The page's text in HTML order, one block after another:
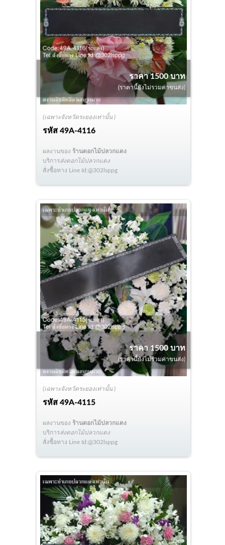
(เฉพาะจังหวัดระยองเท่านั้น )
รหัส49A-4116
ราคา 1500 บาท
(ราคานี้ยังไม่รวมค่าขนส่ง)
ผลงานของ ร้านดอกไม้ปลวกแดง
บริการส่งดอกไม้ปลวกแดง
สั่งซื้อทาง Line Id:@302lsppg
(เฉพาะจังหวัดระยองเท่านั้น )
รหัส49A-4115
ราคา 1500 บาท
(ราคานี้ยังไม่รวมค่าขนส่ง)
ผลงานของ ร้านดอกไม้ปลวกแดง
บริการส่งดอกไม้ปลวกแดง
สั่งซื้อทาง Line Id:@302lsppg